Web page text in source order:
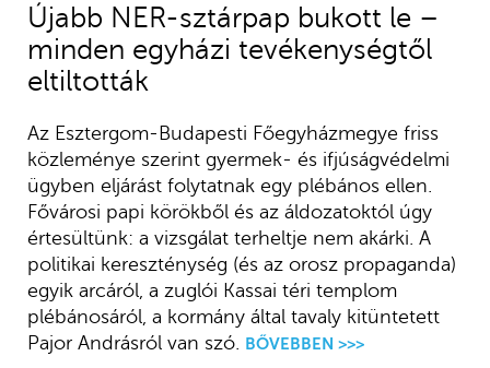
Újabb NER-sztárpap bukott le –
minden egyházi tevékenységtől
eltiltották
Az Esztergom-Budapesti Főegyházmegye friss
közleménye szerint gyermek- és ifjúságvédelmi
ügyben eljárást folytatnak egy plébános ellen.
Fővárosi papi körökből és az áldozatoktól úgy
értesültünk: a vizsgálat terheltje nem akárki. A
politikai kereszténység (és az orosz propaganda)
egyik arcáról, a zuglói Kassai téri templom
plébánosáról, a kormány által tavaly kitüntetett
Pajor Andrásról van szó. BŐVEBBEN >>>